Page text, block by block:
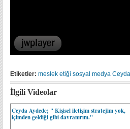
Etiketler: meslek etiği sosyal medya
İlgili Videolar
Ceyda Aydede; " Kişisel iletişim stratejim yok,
içimden geldiği gibi davranırım."